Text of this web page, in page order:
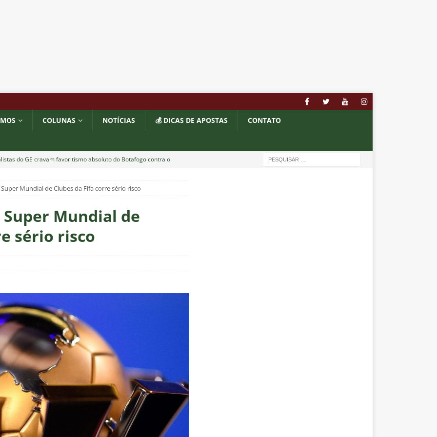
COLUNAS NOTÍCIAS 💰 DICAS DE APOSTAS CONTATO
do GE cravam favoritismo absoluto do Botafogo contra o
x Fluminense: Previsão do tempo indica noite quente e abafada
aos jogos da 22ª rodada do Brasileirão 2026: confira a tabela
RIVAL! Próximo adversário do Fluminense na Libertadores,
show de Alex Arce
Fluminense apresenta proposta por atacante do Sport
John Kennedy fora da temporada é um duro golpe para o
COLUNAS
testa mudanças no Fluminense para o clássico contra o
NOTÍCIAS
divulga escala de arbitragem para Fluminense x Independiente
Super Mundial de Clubes da Fifa corre sério risco
Super Mundial de
sério risco